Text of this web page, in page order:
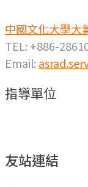
中國文化大學大
TEL: +886-
Email:
指導單位
友站連結